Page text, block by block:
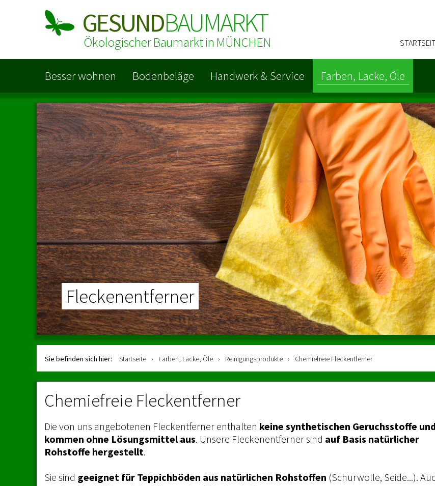
GESUNDBAUMARKT
Ökologischer Baumarkt in MÜNCHEN
Besser wohnen Bodenbeläge Handwerk & Service Farben, Lacke, Öle
Fleckenentferner
Sie befinden sich hier: Startseite › Farben, Lacke, Öle › Reinigungs­produkte › Chemiefreie Fleckentferner
Chemiefreie Fleckentferner
Die von uns angebotenen Fleckentferner enthalten keine synthetischen Geruchsstoffe und
kommen ohne Lösungsmittel aus. Unsere Fleckenentferner sind auf Basis natürlicher
Rohstoffe hergestellt.
Sie sind geeignet für Teppichböden aus natürlichen Rohstoffen (Schurwolle, Seide...).